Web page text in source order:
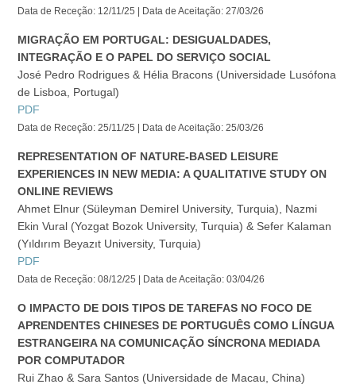
Data de Receção: 12/11/25 | Data de Aceitação: 27/03/26
MIGRAÇÃO EM PORTUGAL: DESIGUALDADES,
INTEGRAÇÃO E O PAPEL DO SERVIÇO SOCIAL
José Pedro Rodrigues & Hélia Bracons (Universidade Lusófona
de Lisboa, Portugal)
PDF
Data de Receção: 25/11/25 | Data de Aceitação: 25/03/26
REPRESENTATION OF NATURE-BASED LEISURE
EXPERIENCES IN NEW MEDIA: A QUALITATIVE STUDY ON
ONLINE REVIEWS
Ahmet Elnur (Süleyman Demirel University, Turquia), Nazmi
Ekin Vural (Yozgat Bozok University, Turquia) & Sefer Kalaman
(Yıldırım Beyazıt University, Turquia)
PDF
Data de Receção: 08/12/25 | Data de Aceitação: 03/04/26
O IMPACTO DE DOIS TIPOS DE TAREFAS NO FOCO DE
APRENDENTES CHINESES DE PORTUGUÊS COMO LÍNGUA
ESTRANGEIRA NA COMUNICAÇÃO SÍNCRONA MEDIADA
POR COMPUTADOR
Rui Zhao & Sara Santos (Universidade de Macau, China)